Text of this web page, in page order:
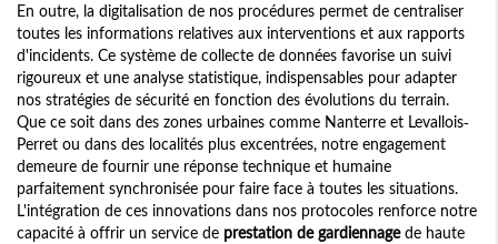
En outre, la digitalisation de nos procédures permet de centraliser
toutes les informations relatives aux interventions et aux rapports
d'incidents. Ce système de collecte de données favorise un suivi
rigoureux et une analyse statistique, indispensables pour adapter
nos stratégies de sécurité en fonction des évolutions du terrain.
Que ce soit dans des zones urbaines comme Nanterre et Levallois-
Perret ou dans des localités plus excentrées, notre engagement
demeure de fournir une réponse technique et humaine
parfaitement synchronisée pour faire face à toutes les situations.
L'intégration de ces innovations dans nos protocoles renforce notre
capacité à offrir un service de prestation de gardiennagede haute